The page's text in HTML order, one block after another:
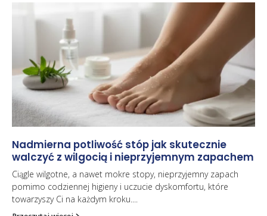
Korektor postawy jak go nosić by skutecznie
przestać się garbić
Ból pleców i napięcie karku to codzienność wielu z nas.
Wielogodzinna praca przed ekranem komputera sprawia, że
nasze ciało naturalnie...
Przeczytaj więcej